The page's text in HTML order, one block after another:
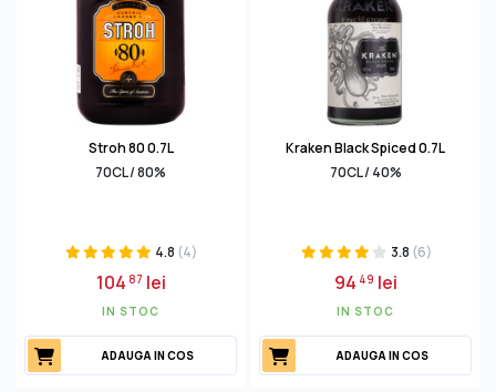
Stroh 80 0.7L
70CL / 80%
4.8 (4)
10487 lei
IN STOC
ADAUGA IN COS
Kraken Black Spiced 0.7L
70CL / 40%
3.8 (6)
94 49 lei
IN STOC
ADAUGA IN COS